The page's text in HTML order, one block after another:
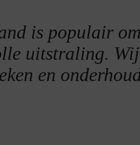
is populair
uitstraling.
en
en schoonmaken